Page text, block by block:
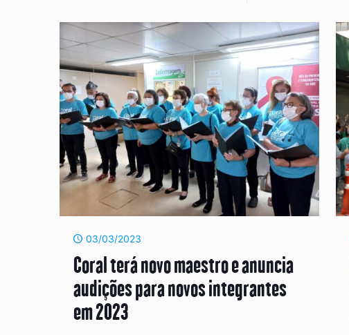
03/03/2023
Coral terá novo maestro e anuncia
audições para novos integrantes
em 2023